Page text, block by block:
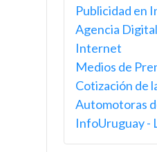
Publicidad en
Agencia
Internet
Medios de
Cotización de
Automotoras
InfoUruguay -